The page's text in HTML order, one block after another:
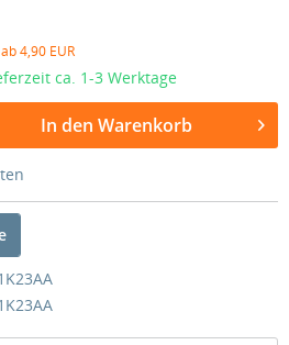
4,90 EUR
ca. 1-3 Werktage
In den Warenkorb